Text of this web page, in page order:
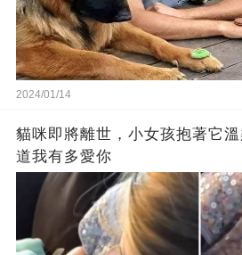
2024/01/14
貓咪即將離世，小女孩抱著它
道我有多愛你